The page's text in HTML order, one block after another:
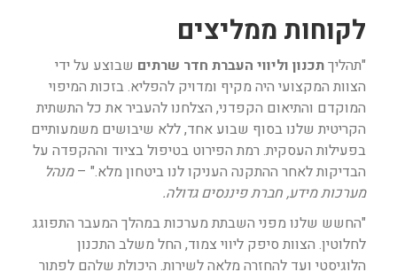
לקוחות ממליצים
"תהליךתכנון וליווי העברת חדר שרתים שבוצע על ידי
הצוות המקצועי היה מקיף ומדויק להפליא. בזכות המיפוי
המוקדם והתיאום הקפדני, הצלחנו להעביר את כל התשתית
הקריטית שלנו בסוף שבוע אחד, ללא שיבושים משמעותיים
בפעילות העסקית. רמת הפירוט בטיפול בציוד וההקפדה על
הבדיקות לאחר ההתקנה העניקו לנו ביטחון מלא." –מנהל
מערכות מידע, חברת פיננסים גדולה.
"החשש שלנו מפני השבתת מערכות במהלך המעבר התפוגג
לחלוטין. הצוות סיפק ליווי צמוד, החל משלב התכנון
הלוגיסטי ועד להחזרה מלאה לשירות. היכולת שלהם לפתור